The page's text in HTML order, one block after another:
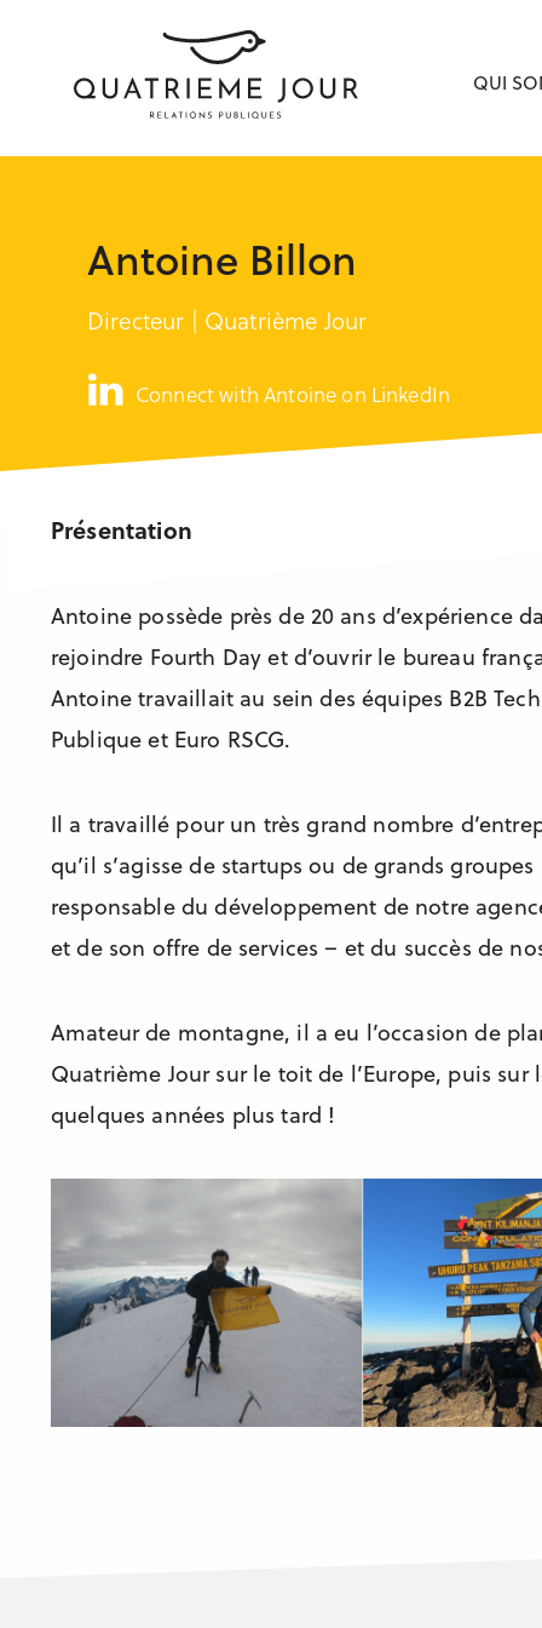
QUI
Antoine Billon
Directeur | Quatrième Jour
Connect with Antoine on LinkedIn
Présentation
Antoine possède près de 20 ans d’expérience
rejoindre Fourth Day et d’ouvrir le bureau
Antoine travaillait au sein des équipes B2B
Publique et Euro RSCG.
Il a travaillé pour un très grand nombre
qu’il s’agisse de startups ou de grands
responsable du développement de notre
et de son offre de services – et du succès de
Amateur de montagne, il a eu l’occasion de
Quatrième Jour sur le toit de l’Europe, puis sur
quelques années plus tard !